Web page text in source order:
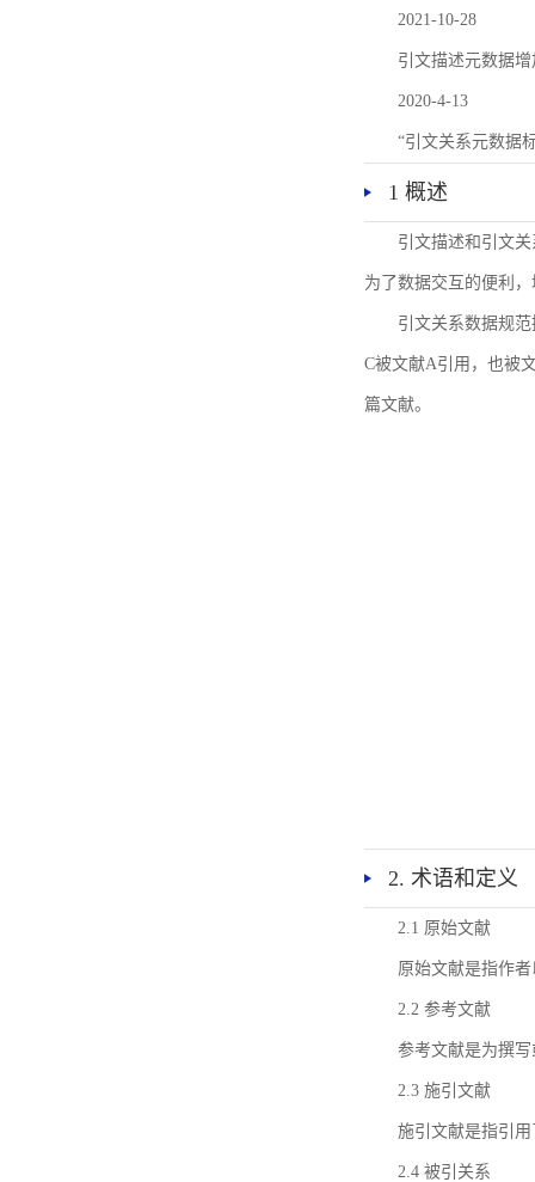
2021-10-28
引文描述元数据增
2020-4-13
“引文关系元数据
1 概述
引文描述和引文
为了数据交互的便利
引文关系数据规
C被文献A引用，也被
篇文献。
2. 术语和定义
2.1 原始文献
原始文献是指作
2.2 参考文献
参考文献是为撰
2.3 施引文献
施引文献是指引
2.4 被引关系